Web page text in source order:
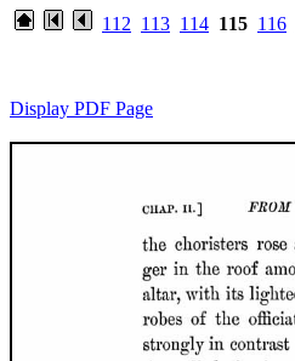
112 113 114 115 116
Display PDF Page